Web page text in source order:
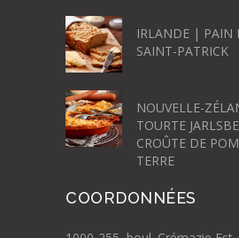
IRLANDE | PAIN
SAINT-PATRICK
NOUVELLE-
TOURTE
CROÛTE DE
TERRE
COORDONNÉES